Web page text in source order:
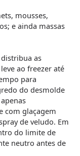
mousses,
e ainda massas
as
ao freezer até
para
do desmolde
com glaçagem
de veludo. Em
do limite de
neutro antes de